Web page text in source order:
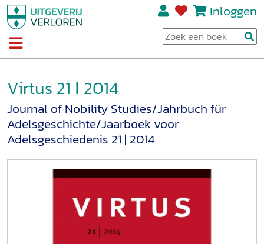
Inloggen
Virtus 21 ǀ 2014
Journal of Nobility Studies/Jahrbuch für
Adelsgeschichte/Jaarboek voor
Adelsgeschiedenis 21 | 2014